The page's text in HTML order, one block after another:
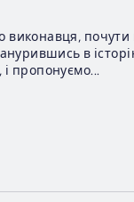
почути
в
пропонуємо...